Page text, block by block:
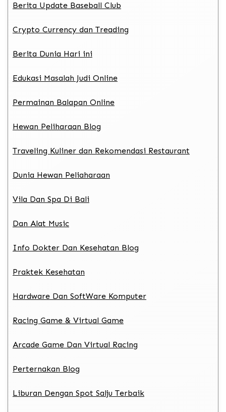
Berita Update Baseball Club
Crypto Currency dan Treading
Berita Dunia Hari ini
Edukasi Masalah Judi Online
Permainan Balapan Online
Hewan Peliharaan Blog
Traveling Kuliner dan Rekomendasi Restaurant
Dunia Hewan Peliaharaan
Vila Dan Spa Di Bali
Dan Alat Music
Info Dokter Dan Kesehatan Blog
Praktek Kesehatan
Hardware Dan SoftWare Komputer
Racing Game & Virtual Game
Arcade Game Dan Virtual Racing
Perternakan Blog
Liburan Dengan Spot Salju Terbaik